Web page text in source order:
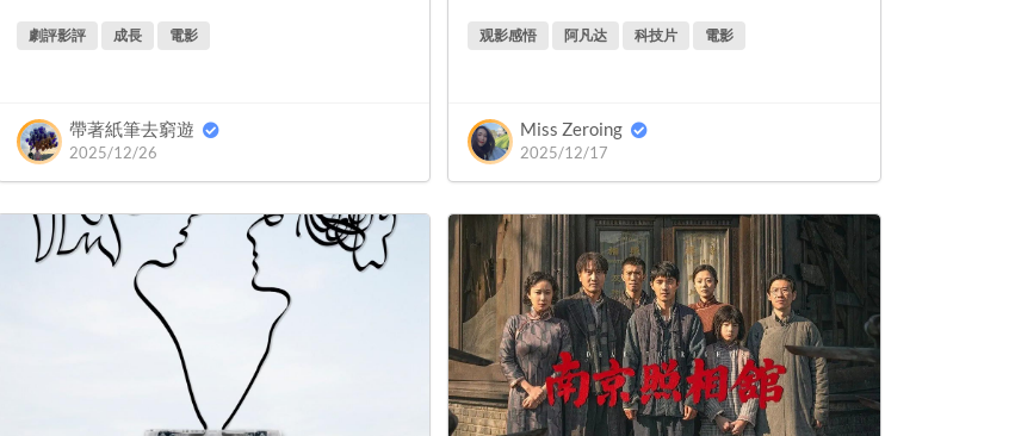
劇評影評 成長 電影
帶著紙筆去窮遊
2025/12/26
观影感悟 阿凡达 科技片 電影
Miss Zeroing
2025/12/17